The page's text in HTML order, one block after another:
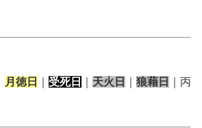
月徳日 受死日 天火日 狼藉日
｜丙